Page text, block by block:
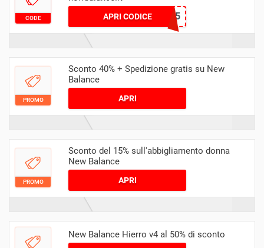
CODE APRI CODICENBSALE25
PROMO
Sconto 40% + Spedizione gratis su New
Balance
APRI
PROMO
Sconto del 15% sull'abbigliamento donna
New Balance
APRI
New Balance Hierro v4 al 50% di sconto